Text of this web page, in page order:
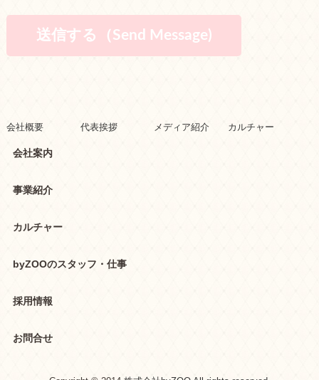
会社概要 代表挨拶 メディア紹介 カルチャー
会社案内
事業紹介
カルチャー
byZOOのスタッフ・仕事
採用情報
お問合せ